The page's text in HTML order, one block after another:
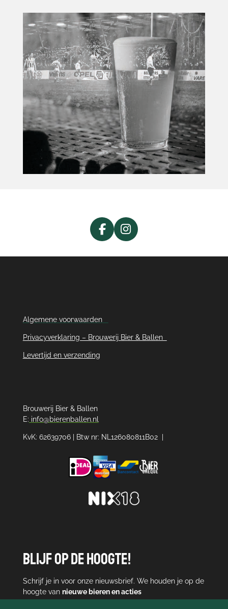
F
a
c
I
n
s
Algemene voorwaarden
Privacyverklaring – Brouwerij Bier & Ballen
Levertijd en verzending
Brouwerij Bier & Ballen
E: info@bierenballen.nl
KvK: 62639706 | Btw nr: NL126080811B02 |
Blijf op de hoogte!
Schrijf je in voor onze nieuwsbrief. We houden je op de
hoogte van nieuwe bieren en acties